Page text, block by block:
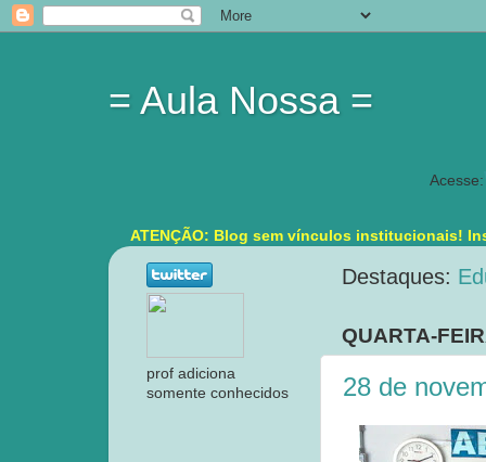
= Aula Nossa =
Acesse:
ATENÇÃO: Blog sem vínculos institucionais!
Destaques:
QUARTA-
28 de
prof adiciona
somente conhecidos